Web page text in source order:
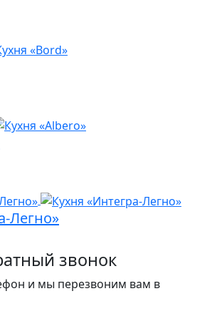
Легно»
звонок
и мы перезвоним вам в